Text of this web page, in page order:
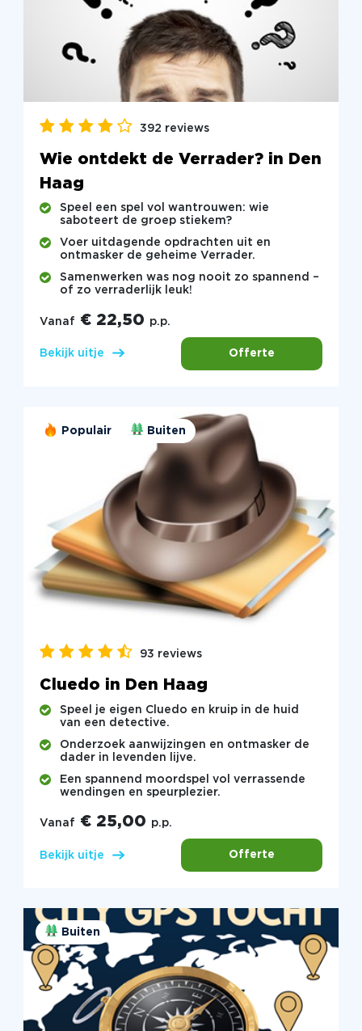
392 reviews
Wie ontdekt de Verrader? in Den
Haag
Speel een spel vol wantrouwen: wie
saboteert de groep stiekem?
Voer uitdagende opdrachten uit en
ontmasker de geheime Verrader.
Samenwerken was nog nooit zo spannend –
of zo verraderlijk leuk!
Vanaf € 22,50 p.p.
Bekijk uitje Offerte
Populair Buiten
93 reviews
Cluedo in Den Haag
Speel je eigen Cluedo en kruip in de huid
van een detective.
Onderzoek aanwijzingen en ontmasker de
dader in levenden lijve.
Een spannend moordspel vol verrassende
wendingen en speurplezier.
Vanaf € 25,00 p.p.
Bekijk uitje Offerte
Buiten